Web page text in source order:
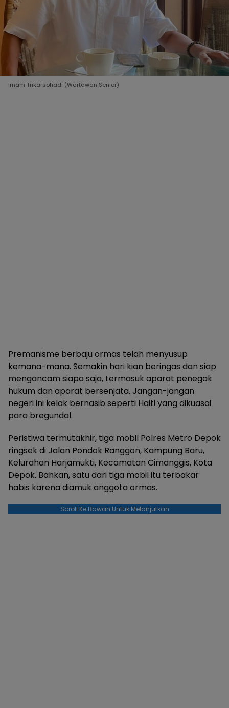
Imam Trikarsohadi (Wartawan Senior)
Premanisme berbaju ormas telah menyusup
kemana-mana. Semakin hari kian beringas dan siap
mengancam siapa saja, termasuk aparat penegak
hukum dan aparat bersenjata. Jangan-jangan
negeri ini kelak bernasib seperti Haiti yang dikuasai
para bregundal.
Peristiwa termutakhir, tiga mobil Polres Metro Depok
ringsek di Jalan Pondok Ranggon, Kampung Baru,
Kelurahan Harjamukti, Kecamatan Cimanggis, Kota
Depok. Bahkan, satu dari tiga mobil itu terbakar
habis karena diamuk anggota ormas.
Scroll Ke Bawah Untuk Melanjutkan